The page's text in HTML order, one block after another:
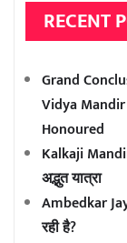
RECENT
Grand
Vidya
Honoured
Kalkaji
अद्भुत यात्रा
Ambedkar
रही है?